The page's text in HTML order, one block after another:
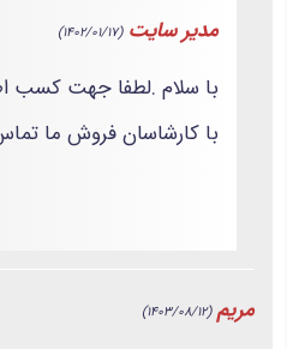
مدیر سایت (1402/01/17)
با سلام .لطفا جهت کسب
با کارشاسان فروش ما
مریم(1403/08/12)